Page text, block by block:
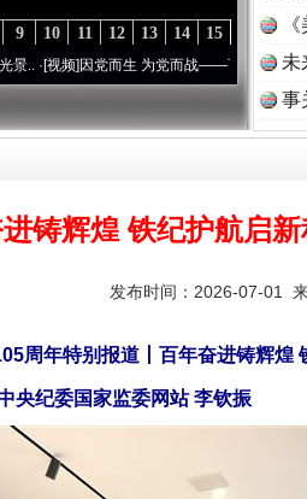
15
14
13
12
11
10
9
生 为党而战——百年“纪”事⑧加强纪律.. ·[视频]
未
事
铸辉煌 铁纪护航启新
发布时间：2026-07-01 来
周年特别报道丨百年奋进铸辉煌
央纪委国家监委网站 李钦振